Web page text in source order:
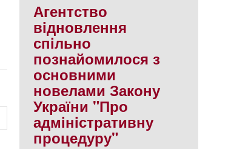
Агентство
вiдновлення
спiльно
познайомилося з
основними
новелами Закону
України "Про
адмiнiстративну
процедуру"